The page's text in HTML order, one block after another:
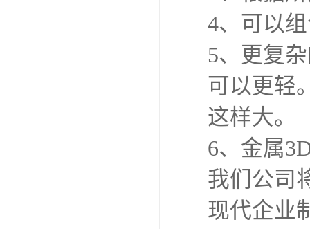
4、可以
5、更复
可以更轻
这样大。
6、金属
我们公司
现代企业